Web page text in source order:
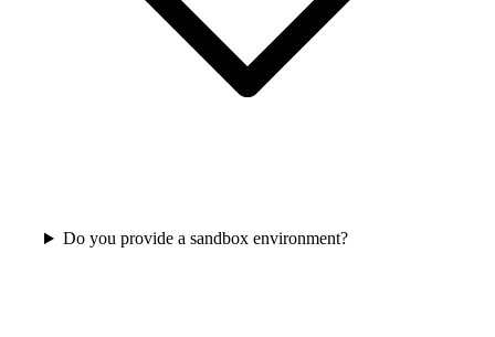
Do you provide a sandbox environment?